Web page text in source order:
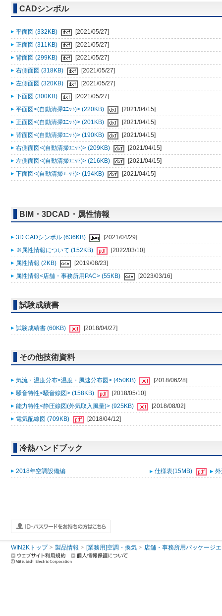
CADシンボル
平面図 (332KB)
[2021/05/27]
正面図 (311KB)
[2021/05/27]
背面図 (299KB)
[2021/05/27]
右側面図 (318KB)
[2021/05/27]
左側面図 (320KB)
[2021/05/27]
下面図 (300KB)
[2021/05/27]
平面図<(自動清掃ﾕﾆｯﾄ)> (220KB)
[2021/04/15]
正面図<(自動清掃ﾕﾆｯﾄ)> (201KB)
[2021/04/15]
背面図<(自動清掃ﾕﾆｯﾄ)> (190KB)
[2021/04/15]
右側面図<(自動清掃ﾕﾆｯﾄ)> (209KB)
[2021/04/15]
左側面図<(自動清掃ﾕﾆｯﾄ)> (216KB)
[2021/04/15]
下面図<(自動清掃ﾕﾆｯﾄ)> (194KB)
[2021/04/15]
BIM・3DCAD・属性情報
3D CADシンボル (636KB)
[2021/04/29]
※属性情報について (152KB)
[2022/03/10]
属性情報 (2KB)
[2019/08/23]
属性情報<店舗・事務所用PAC> (55KB)
[2023/03/16]
試験成績書
試験成績書 (60KB) [2018/04/27]
その他技術資料
気流・温度分布<温度・風速分布図> (450KB)
[2018/06/28]
騒音特性<騒音線図> (158KB)
[2018/05/10]
能力特性<静圧線図(外気取入風量)> (925KB)
[2018/08/02]
電気配線図 (709KB)
[2018/04/12]
冷熱ハンドブック
2018年空調設備編 仕様表(15MB)
WIN2Kトップ 製品情報 [業務用]空調・換気 店舗・事務所用パッケージ